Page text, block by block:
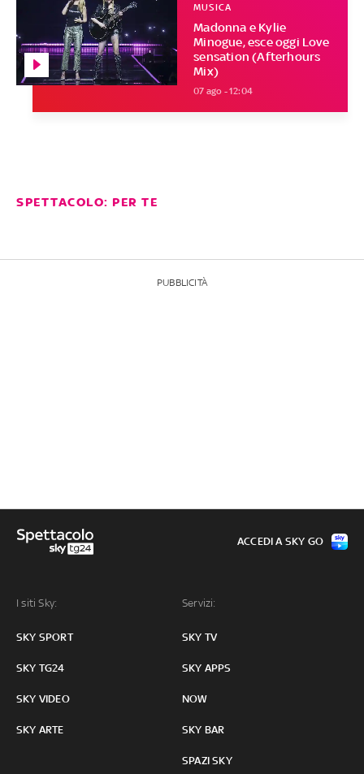
Madonna e Kylie
Minogue, esce oggi Love
sensation (Afterhours
Mix)
MUSICA
07 ago - 12:04
SPETTACOLO: PER TE
PUBBLICITÀ
I siti Sky:
SKY SPORT
SKY TG24
SKY VIDEO
SKY ARTE
Servizi:
SKY TV
SKY APPS
NOW
SKY BAR
SPAZI SKY
ACCEDI A SKY GO